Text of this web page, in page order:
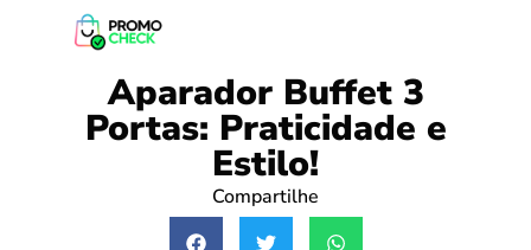
Aparador Buffet 3
Portas: Praticidade e
Estilo!
Compartilhe